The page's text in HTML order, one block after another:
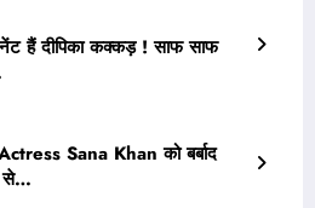
हैं दीपिका कक्कड़ ! साफ साफ
Sana Khan को बर्बाद
से…